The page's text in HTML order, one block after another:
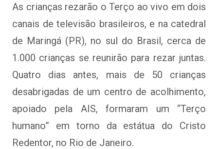
As crianças rezarão o Terço ao vivo em dois
canais de televisão brasileiros, e na catedral
de Maringá (PR), no sul do Brasil, cerca de
1.000 crianças se reunirão para rezar juntas.
Quatro dias antes, mais de 50 crianças
desabrigadas de um centro de acolhimento,
apoiado pela AIS, formaram um “Terço
humano” em torno da estátua do Cristo
Redentor, no Rio de Janeiro.